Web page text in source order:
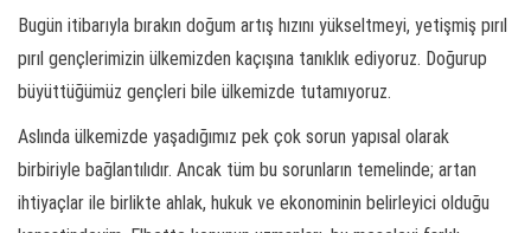
Bugün itibarıyla bırakın doğum artış hızını yükseltmeyi, yetişmiş pırıl
pırıl gençlerimizin ülkemizden kaçışına tanıklık ediyoruz. Doğurup
büyüttüğümüz gençleri bile ülkemizde tutamıyoruz.
Aslında ülkemizde yaşadığımız pek çok sorun yapısal olarak
birbiriyle bağlantılıdır. Ancak tüm bu sorunların temelinde; artan
ihtiyaçlar ile birlikte ahlak, hukuk ve ekonominin belirleyici olduğu